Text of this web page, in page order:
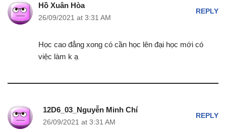
Hồ Xuân Hòa
26/09/2021 at 3:31 AM
REPLY
Học cao đẳng xong có cần học lên đại học mới có
việc làm k ạ
12D6_03_Nguyễn Minh Chí
26/09/2021 at 3:31 AM
REPLY